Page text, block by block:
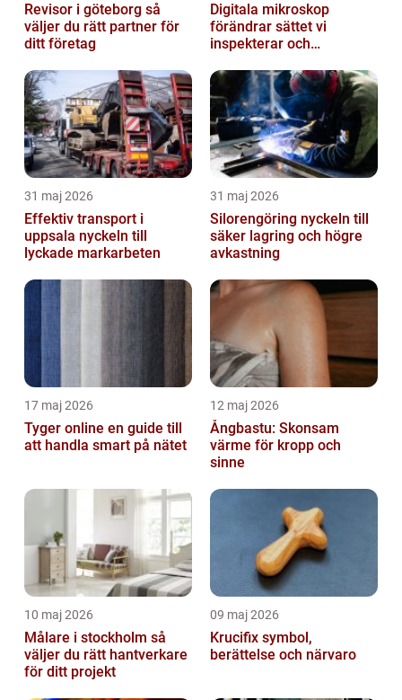
Revisor i göteborg så
väljer du rätt partner för
ditt företag
Digitala mikroskop
förändrar sättet vi
inspekterar och
31 maj 2026
Effektiv transport i
uppsala nyckeln till
lyckade markarbeten
31 maj 2026
Silorengöring nyckeln till
säker lagring och högre
avkastning
17 maj 2026
Tyger online en guide till
att handla smart på nätet
12 maj 2026
Ångbastu: Skonsam
värme för kropp och
sinne
10 maj 2026
Målare i stockholm så
väljer du rätt hantverkare
för ditt projekt
09 maj 2026
Krucifix symbol,
berättelse och närvaro